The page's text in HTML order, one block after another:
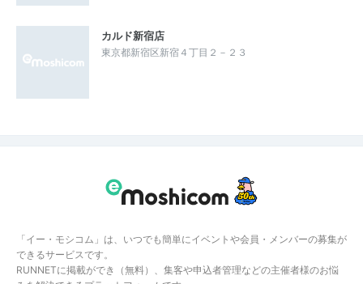
カルド新宿店
東京都新宿区新宿４丁目２－２３
「イー・モシコム」は、いつでも簡単にイベントや会員・メンバーの募集が
できるサービスです。
RUNNETに掲載ができ（無料）、集客や申込者管理などの主催者様のお悩